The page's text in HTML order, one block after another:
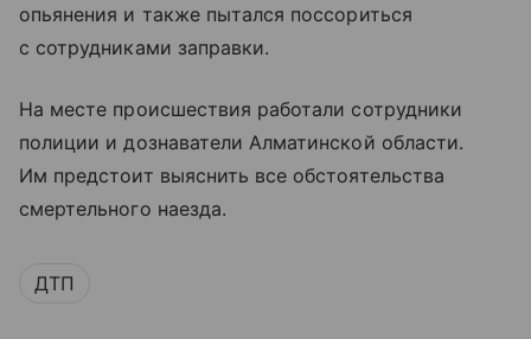
опьянения и также пытался поссориться
с сотрудниками заправки.
На месте происшествия работали сотрудники
полиции и дознаватели Алматинской области.
Им предстоит выяснить все обстоятельства
смертельного наезда.
ДТП